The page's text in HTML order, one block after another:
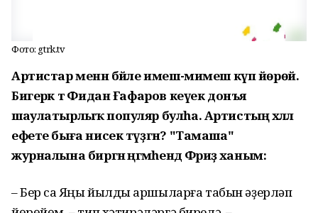
Фото: gtrk.tv
Артистар менән бәйле имеш-мимеш күп йөрөй.
Бигерәк тә Фидан Ғафаров кеүек донъя
шаулатырлыҡ популяр булһа. Артистың хәләл
ефете быға нисек түҙгән? "Тамаша"
журналына биргән әңгәмәһендә Фәриҙә ханым:
– Бер саҡ Яңы йылды ҡаршыларға табын әҙерләп